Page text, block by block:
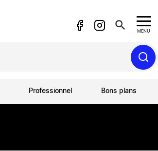
search MENU
Professionnel Bons plans